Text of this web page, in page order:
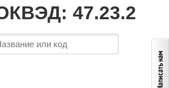
47.23.2